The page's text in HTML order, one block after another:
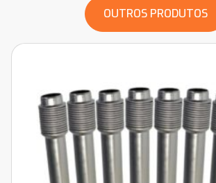
OUTROS PRODUTOS